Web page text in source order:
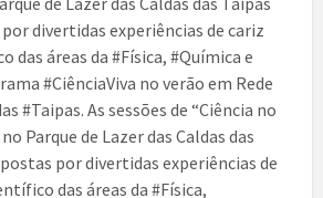
divertidas experiências de cariz
das áreas da #Física, #Química e
#CiênciaViva no verão em Rede
#Taipas. As sessões de “Ciência no
Parque de Lazer das Caldas das
por divertidas experiências de
das áreas da #Física,